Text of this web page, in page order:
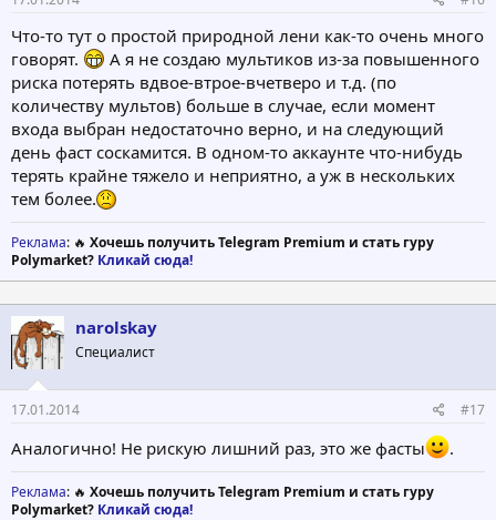
Что-то тут о простой природной лени как-то очень много
говорят.
А я не создаю мультиков из-за повышенного
риска потерять вдвое-втрое-вчетверо и т.д. (по
количеству мультов) больше в случае, если момент
входа выбран недостаточно верно, и на следующий
день фаст соскамится. В одном-то аккаунте что-нибудь
терять крайне тяжело и неприятно, а уж в нескольких
тем более.
Реклама: 🔥 Хочешь получить Telegram Premium и стать гуру
Polymarket? Кликай сюда!
narolskay
Специалист
17.01.2014 #17
Аналогично! Не рискую лишний раз, это же фасты .
Реклама: 🔥 Хочешь получить Telegram Premium и стать гуру
Polymarket? Кликай сюда!